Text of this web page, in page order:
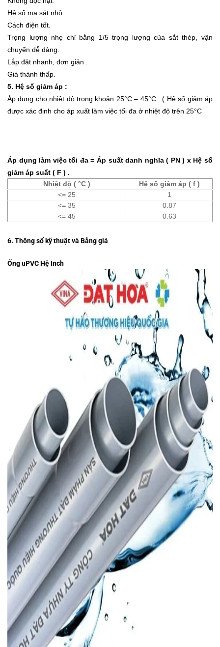
Hệ số ma sát nhỏ.
Cách điện tốt.
Trọng lượng nhẹ chỉ bằng 1/5 trọng lượng của sắt thép, vận
chuyển dễ dàng.
Lắp đặt nhanh, đơn giản .
Giá thành thấp.
5. Hệ số giảm áp :
Áp dụng cho nhiệt độ trong khoản 25°C – 45°C . ( Hệ số giảm áp
được xác định cho áp xuất làm việc tối đa ở nhiệt độ trên 25°C
Áp dụng làm việc tối đa = Áp suất danh nghĩa ( PN ) x Hệ số
giảm áp suất ( F ) .
Nhiệt độ ( °C )
Hệ số giảm áp ( f )
<= 25
1
<= 35
0.87
<= 45
0.63
6. Thông số kỹ thuật và Bảng giá
Ống uPVC Hệ Inch